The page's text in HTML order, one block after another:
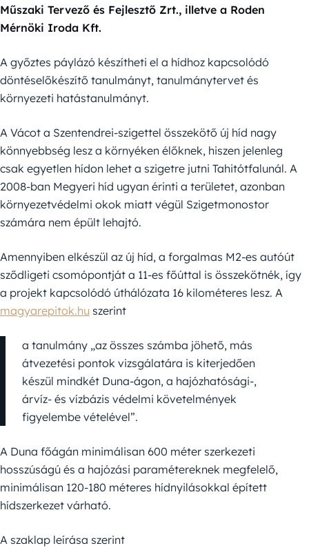
Műszaki Tervező és Fejlesztő Zrt., illetve a Roden
Mérnöki Iroda Kft.
A győztes páylázó készítheti el a hídhoz kapcsolódó
döntéselőkészítő tanulmányt, tanulmánytervet és
környezeti hatástanulmányt.
A Vácot a Szentendrei-szigettel összekötő új híd nagy
könnyebbség lesz a környéken élőknek, hiszen jelenleg
csak egyetlen hídon lehet a szigetre jutni Tahitótfalunál. A
2008-ban Megyeri híd ugyan érinti a területet, azonban
környezetvédelmi okok miatt végül Szigetmonostor
számára nem épült lehajtó.
Amennyiben elkészül az új híd, a forgalmas M2-es autóút
sződligeti csomópontját a 11-es főúttal is összekötnék, így
a projekt kapcsolódó úthálózata 16 kilométeres lesz. A
magyarepitok.hu szerint
a tanulmány „az összes számba jöhető, más
átvezetési pontok vizsgálatára is kiterjedően
készül mindkét Duna-ágon, a hajózhatósági-,
árvíz- és vízbázis védelmi követelmények
figyelembe vételével”.
A Duna főágán minimálisan 600 méter szerkezeti
hosszúságú és a hajózási paramétereknek megfelelő,
minimálisan 120-180 méteres hídnyilásokkal épített
hídszerkezet várható.
A szaklap leírása szerint